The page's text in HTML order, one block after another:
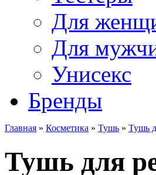
Для
Для
Унисекс
Бренды
Главная » Косметика » Тушь » Тушь
Тушь для